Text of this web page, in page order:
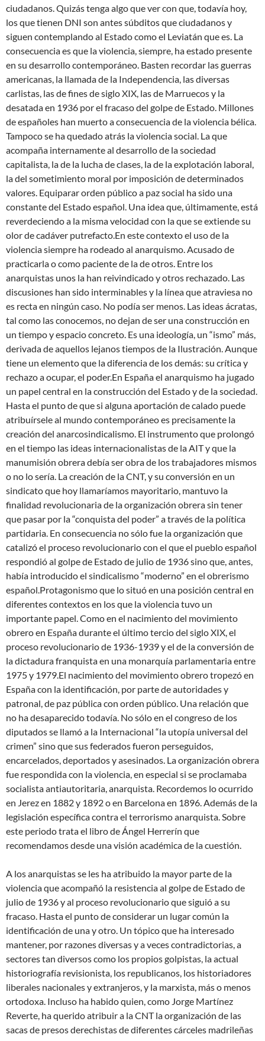
ciudadanos. Quizás tenga algo que ver con que, todavía hoy,
los que tienen DNI son antes súbditos que ciudadanos y
siguen contemplando al Estado como el Leviatán que es. La
consecuencia es que la violencia, siempre, ha estado presente
en su desarrollo contemporáneo. Basten recordar las guerras
americanas, la llamada de la Independencia, las diversas
carlistas, las de fines de siglo XIX, las de Marruecos y la
desatada en 1936 por el fracaso del golpe de Estado. Millones
de españoles han muerto a consecuencia de la violencia bélica.
Tampoco se ha quedado atrás la violencia social. La que
acompaña internamente al desarrollo de la sociedad
capitalista, la de la lucha de clases, la de la explotación laboral,
la del sometimiento moral por imposición de determinados
valores. Equiparar orden público a paz social ha sido una
constante del Estado español. Una idea que, últimamente, está
reverdeciendo a la misma velocidad con la que se extiende su
olor de cadáver putrefacto.En este contexto el uso de la
violencia siempre ha rodeado al anarquismo. Acusado de
practicarla o como paciente de la de otros. Entre los
anarquistas unos la han reivindicado y otros rechazado. Las
discusiones han sido interminables y la línea que atraviesa no
es recta en ningún caso. No podía ser menos. Las ideas ácratas,
tal como las conocemos, no dejan de ser una construcción en
un tiempo y espacio concreto. Es una ideología, un “ismo” más,
derivada de aquellos lejanos tiempos de la Ilustración. Aunque
tiene un elemento que la diferencia de los demás: su crítica y
rechazo a ocupar, el poder.En España el anarquismo ha jugado
un papel central en la construcción del Estado y de la sociedad.
Hasta el punto de que si alguna aportación de calado puede
atribuírsele al mundo contemporáneo es precisamente la
creación del anarcosindicalismo. El instrumento que prolongó
en el tiempo las ideas internacionalistas de la AIT y que la
manumisión obrera debía ser obra de los trabajadores mismos
o no lo sería. La creación de la CNT, y su conversión en un
sindicato que hoy llamaríamos mayoritario, mantuvo la
finalidad revolucionaria de la organización obrera sin tener
que pasar por la “conquista del poder” a través de la política
partidaria. En consecuencia no sólo fue la organización que
catalizó el proceso revolucionario con el que el pueblo español
respondió al golpe de Estado de julio de 1936 sino que, antes,
había introducido el sindicalismo “moderno” en el obrerismo
español.Protagonismo que lo situó en una posición central en
diferentes contextos en los que la violencia tuvo un
importante papel. Como en el nacimiento del movimiento
obrero en España durante el último tercio del siglo XIX, el
proceso revolucionario de 1936-1939 y el de la conversión de
la dictadura franquista en una monarquía parlamentaria entre
1975 y 1979.El nacimiento del movimiento obrero tropezó en
España con la identificación, por parte de autoridades y
patronal, de paz pública con orden público. Una relación que
no ha desaparecido todavía. No sólo en el congreso de los
diputados se llamó a la Internacional “la utopía universal del
crimen” sino que sus federados fueron perseguidos,
encarcelados, deportados y asesinados. La organización obrera
fue respondida con la violencia, en especial si se proclamaba
socialista antiautoritaria, anarquista. Recordemos lo ocurrido
en Jerez en 1882 y 1892 o en Barcelona en 1896. Además de la
legislación específica contra el terrorismo anarquista. Sobre
este periodo trata el libro de Ángel Herrerín que
recomendamos desde una visión académica de la cuestión.
A los anarquistas se les ha atribuido la mayor parte de la
violencia que acompañó la resistencia al golpe de Estado de
julio de 1936 y al proceso revolucionario que siguió a su
fracaso. Hasta el punto de considerar un lugar común la
identificación de una y otro. Un tópico que ha interesado
mantener, por razones diversas y a veces contradictorias, a
sectores tan diversos como los propios golpistas, la actual
historiografía revisionista, los republicanos, los historiadores
liberales nacionales y extranjeros, y la marxista, más o menos
ortodoxa. Incluso ha habido quien, como Jorge Martínez
Reverte, ha querido atribuir a la CNT la organización de las
sacas de presos derechistas de diferentes cárceles madrileñas